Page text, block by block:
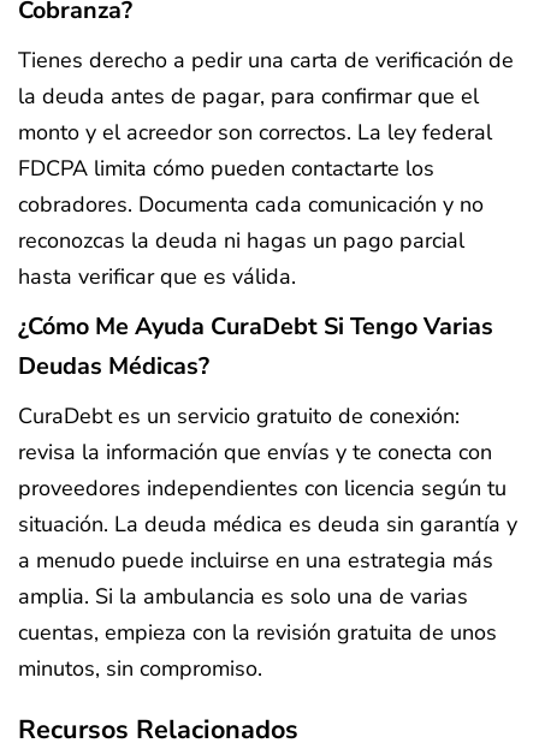
Cobranza?
Tienes derecho a pedir una carta de verificación de
la deuda antes de pagar, para confirmar que el
monto y el acreedor son correctos. La ley federal
FDCPA limita cómo pueden contactarte los
cobradores. Documenta cada comunicación y no
reconozcas la deuda ni hagas un pago parcial
hasta verificar que es válida.
¿Cómo Me Ayuda CuraDebt Si Tengo Varias
Deudas Médicas?
CuraDebt es un servicio gratuito de conexión:
revisa la información que envías y te conecta con
proveedores independientes con licencia según tu
situación. La deuda médica es deuda sin garantía y
a menudo puede incluirse en una estrategia más
amplia. Si la ambulancia es solo una de varias
cuentas, empieza con la revisión gratuita de unos
minutos, sin compromiso.
Recursos Relacionados